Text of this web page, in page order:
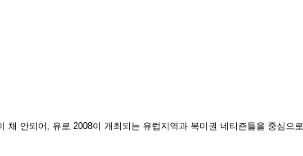
안되어, 유로 2008이 개최되는 유럽지역과 북미권 네티즌들을 중심으로